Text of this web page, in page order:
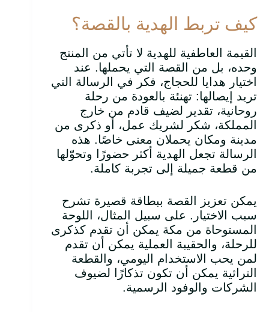
كيف تربط الهدية بالقصة؟
القيمة العاطفية للهدية لا تأتي من المنتج
وحده، بل من القصة التي يحملها. عند
اختيار هدايا للحجاج، فكر في الرسالة التي
تريد إيصالها: تهنئة بالعودة من رحلة
روحانية، تقدير لضيف قادم من خارج
المملكة، شكر لشريك عمل، أو ذكرى من
مدينة ومكان يحملان معنى خاصًا. هذه
الرسالة تجعل الهدية أكثر حضورًا وتحوّلها
من قطعة جميلة إلى تجربة كاملة.
يمكن تعزيز القصة ببطاقة قصيرة تشرح
سبب الاختيار. على سبيل المثال، اللوحة
المستوحاة من مكة يمكن أن تقدم كذكرى
للرحلة، والحقيبة العملية يمكن أن تقدم
لمن يحب الاستخدام اليومي، والقطعة
التراثية يمكن أن تكون تذكارًا لضيوف
الشركات والوفود الرسمية.